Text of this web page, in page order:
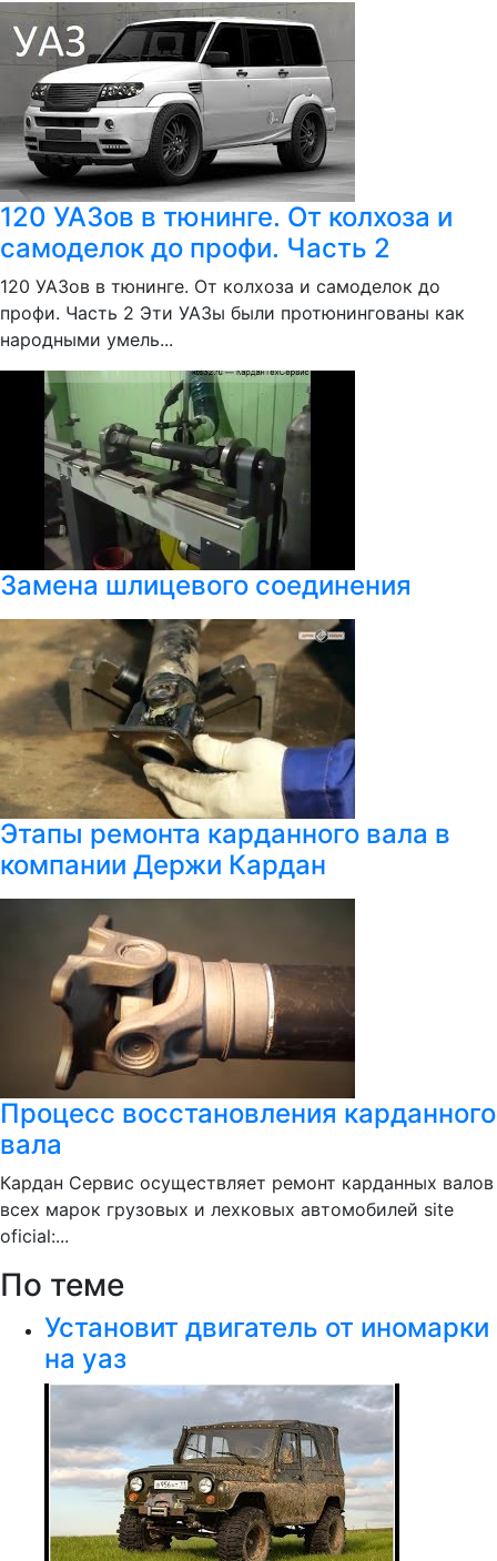
120 УАЗов в тюнинге. От колхоза и
самоделок до профи. Часть 2
120 УАЗов в тюнинге. От колхоза и самоделок до
профи. Часть 2 Эти УАЗы были протюнингованы как
народными умель...
Замена шлицевого соединения
Этапы ремонта карданного вала в
компании Держи Кардан
Процесс восстановления карданного
вала
Кардан Сервис осуществляет ремонт карданных валов
всех марок грузовых и лехковых автомобилей site
oficial:...
По теме
Установит двигатель от иномарки
на уаз